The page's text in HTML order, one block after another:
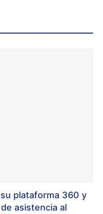
plataforma 360 y
asistencia al